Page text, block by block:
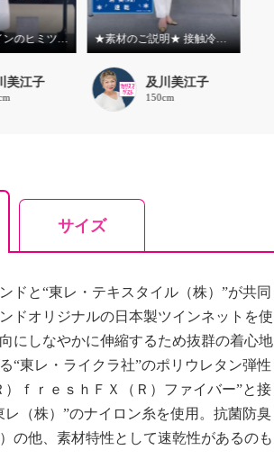
ダブルVデザインのヒミツと大きなお胸を支える工夫 接触冷感ボディシェイパー
美江子
★素材のご説明★ 接触冷感シリーズ
及川美江子
150cm
サイズ
ドと“東レ・テキスタイル（株）”が共同
ドオリジナルの日本製ツインネットを使
にしなやかに伸縮するため抜群の着心地
“東レ・ライクラ社”のポリウレタン弾性
）ｆｒｅｓｈＦＸ（Ｒ）ファイバー”と接
レ（株）”のナイロン糸を使用。抗菌防臭
の他、素材特性として速乾性があるのも